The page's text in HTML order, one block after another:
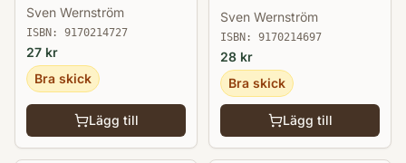
Sven Wernström
ISBN: 9170214727
27 kr
Bra skick
Lägg till
Sven Wernström
ISBN: 9170214697
28 kr
Bra skick
Lägg till